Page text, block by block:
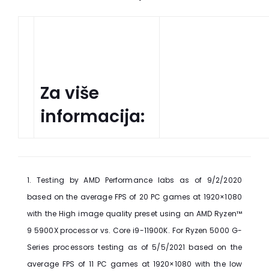
Za više
informacija:
1. Testing by AMD Performance labs as of 9/2/2020
based on the average FPS of 20 PC games at 1920×1080
with the High image quality preset using an AMD Ryzen™
9 5900X processor vs. Core i9-11900K. For Ryzen 5000 G-
Series processors testing as of 5/5/2021 based on the
average FPS of 11 PC games at 1920×1080 with the low